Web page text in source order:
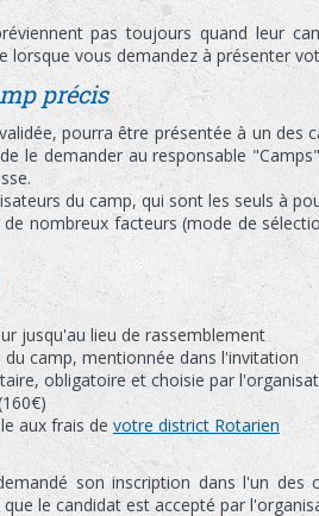
pas toujours quand leur
lorsque vous demandez à présenter
précis
pourra être présentée à un des
le demander au responsable
du camp, qui sont les seuls à
nombreux facteurs (mode de
jusqu'au lieu de rassemblement
camp, mentionnée dans l'invitation
obligatoire et choisie par
aux frais de votre district Rotarien
son inscription dans l'un des
le candidat est accepté par